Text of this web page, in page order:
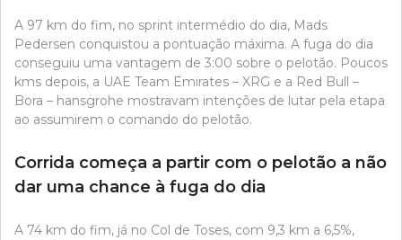
A 97 km do fim, no sprint intermédio do dia, Mads
Pedersen conquistou a pontuação máxima. A fuga do dia
conseguiu uma vantagem de 3:00 sobre o pelotão. Poucos
kms depois, a UAE Team Emirates – XRG e a Red Bull –
Bora – hansgrohe mostravam intenções de lutar pela etapa
ao assumirem o comando do pelotão.
Corrida começa a partir com o pelotão a não
dar uma chance à fuga do dia
A 74 km do fim, já no Col de Toses, com 9,3 km a 6,5%,